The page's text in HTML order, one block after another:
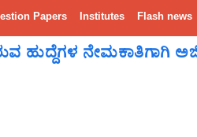
Papers Institutes Flash news
ಹುದ್ದೆಗಳ ನೇಮಕಾತಿಗಾಗಿ